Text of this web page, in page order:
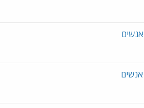
אנשים
אנשים